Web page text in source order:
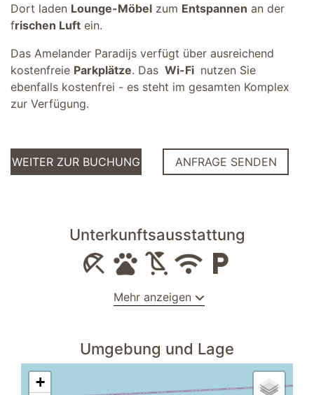
Dort laden Lounge-Möbel zum Entspannen an der
frischen Luft ein.
Das Amelander Paradijs verfügt über ausreichend
kostenfreie Parkplätze. Das Wi-Fi nutzen Sie
ebenfalls kostenfrei - es steht im gesamten Komplex
zur Verfügung.
WEITER ZUR BUCHUNG ANFRAGE SENDEN
Unterkunftsausstattung
Mehr anzeigen
Bargeldlose Zahlung
In einer Ferienanlage
Umgebung und Lage
+